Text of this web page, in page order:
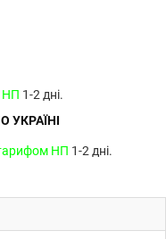
НП 1-2 дні.
УКРАЇНІ
НП 1-2 дні.